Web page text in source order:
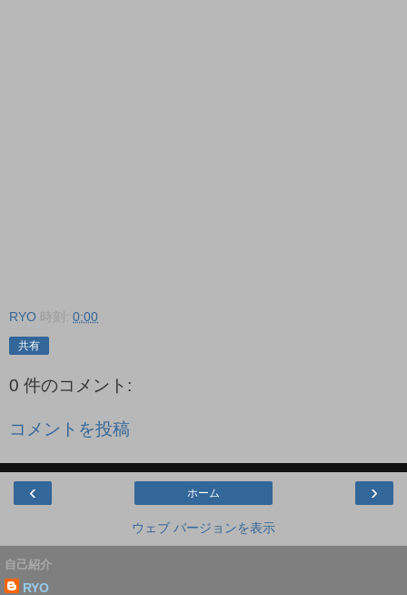
RYO 時刻: 0:00
共有
0 件のコメント:
コメントを投稿
‹ ›
ホーム
ウェブ バージョンを表示
自己紹介
RYO